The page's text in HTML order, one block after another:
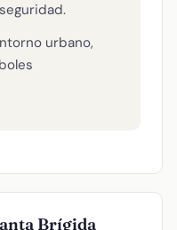
urbano,
Brígida